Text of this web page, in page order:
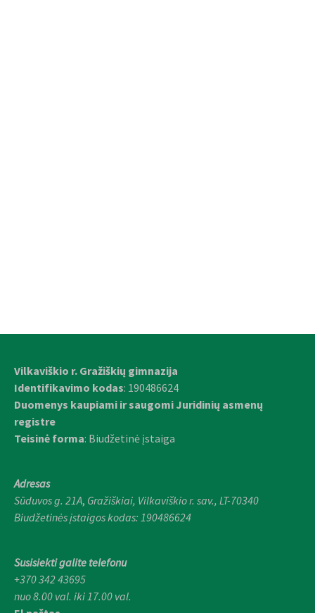
Vilkaviškio r. Gražiškių gimnazija
Identifikavimo kodas: 190486624
Duomenys kaupiami ir saugomi Juridinių asmenų
registre
Teisinė forma: Biudžetinė įstaiga
Adresas
Sūduvos g. 21A, Gražiškiai, Vilkaviškio r. sav., LT-70340
Biudžetinės įstaigos kodas: 190486624
Susisiekti galite telefonu
+370 342 43695
nuo 8.00 val. iki 17.00 val.